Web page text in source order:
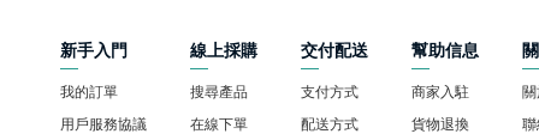
新手入門
我的訂單
用戶服務協議
線上採購
搜尋產品
在線下單
交付配送
支付方式
配送方式
幫助信息
商家入駐
貨物退換